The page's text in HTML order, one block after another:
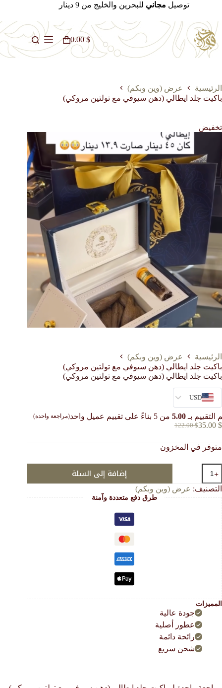
المحتوى
توصيل مجاني للبحرين والخليج من 9 دينار
عربة
التسوق
0.00$
الرئيسية
عرض (وين وبكم)
باكيت جلد ايطالي (دهن سيوفي مع تولتين مروكي)
تخفيض
الرئيسية
عرض (وين وبكم)
باكيت جلد ايطالي (دهن سيوفي مع تولتين مروكي)
باكيت جلد ايطالي (دهن سيوفي مع تولتين مروكي)
USD
التقييم بـ 5.00من 5 بناءً على تقييم عميل واحد
(مراجعة واحدة)
122.00$
السعر
هو:
35.00 $
السعر
هو:
متوفر في المخزون
باكيت
جلد
ايطالي
إضافة إلى السلة
التصنيف: عرض (وين وبكم)
طرق دفع متعددة وآمنة
المميزات
جودة عالية
عطور أصلية
رائحة دائمة
شحن سريع